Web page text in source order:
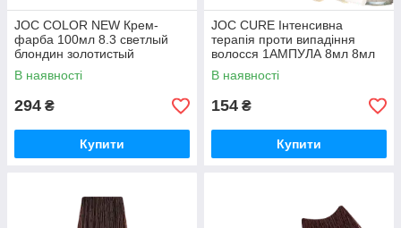
JOC COLOR NEW Крем-
фарба 100мл 8.3 светлый
блондин золотистый
В наявності
294 ₴
Купити
JOC CURE Інтенсивна
терапія проти випадіння
волосся 1АМПУЛА 8мл 8мл
В наявності
154 ₴
Купити